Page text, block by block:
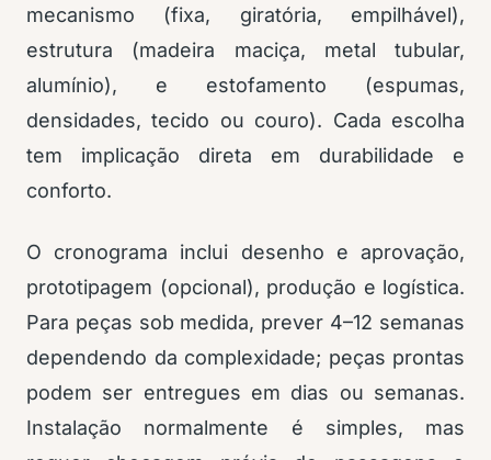
mecanismo (fixa, giratória, empilhável),
estrutura (madeira maciça, metal tubular,
alumínio), e estofamento (espumas,
densidades, tecido ou couro). Cada escolha
tem implicação direta em durabilidade e
conforto.
O cronograma inclui desenho e aprovação,
prototipagem (opcional), produção e logística.
Para peças sob medida, prever 4–12 semanas
dependendo da complexidade; peças prontas
podem ser entregues em dias ou semanas.
Instalação normalmente é simples, mas